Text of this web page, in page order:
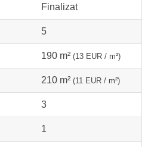
Finalizat
5
190 m² (13 EUR / m²)
210 m² (11 EUR / m²)
3
1